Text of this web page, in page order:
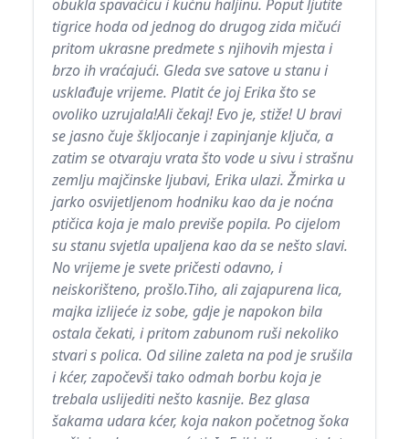
obukla spavaćicu i kućnu haljinu. Poput ljutite
tigrice hoda od jednog do drugog zida mičući
pritom ukrasne predmete s njihovih mjesta i
brzo ih vraćajući. Gleda sve satove u stanu i
usklađuje vrijeme. Platit će joj Erika što se
ovoliko uzrujala!Ali čekaj! Evo je, stiže! U bravi
se jasno čuje škljocanje i zapinjanje ključa, a
zatim se otvaraju vrata što vode u sivu i strašnu
zemlju majčinske ljubavi, Erika ulazi. Žmirka u
jarko osvijetljenom hodniku kao da je noćna
ptičica koja je malo previše popila. Po cijelom
su stanu svjetla upaljena kao da se nešto slavi.
No vrijeme je svete pričesti odavno, i
neiskorišteno, prošlo.Tiho, ali zajapurena lica,
majka izlijeće iz sobe, gdje je napokon bila
ostala čekati, i pritom zabunom ruši nekoliko
stvari s polica. Od siline zaleta na pod je srušila
i kćer, započevši tako odmah borbu koja je
trebala uslijediti nešto kasnije. Bez glasa
šakama udara kćer, koja nakon početnog šoka